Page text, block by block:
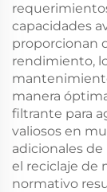
capacidades
proporcionan
rendimiento,
manera
filtrante para
valiosos en
adicionales
el reciclaje de
normativo